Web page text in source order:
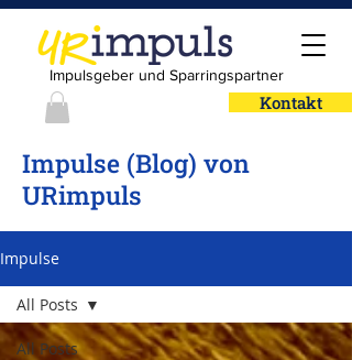
Impulsgeber und Sparringspartner
Kontakt
Impulse (Blog) von
URimpuls
Impulse
All Posts
All Posts